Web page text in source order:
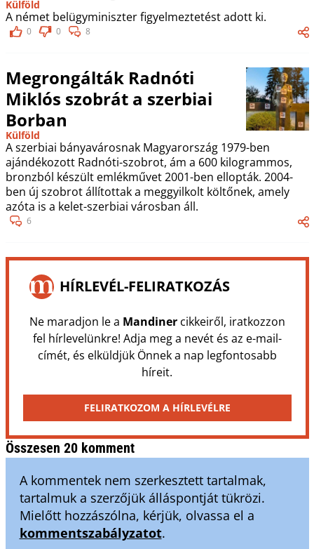
Külföld
A német belügyminiszter figyelmeztetést adott ki.
0 0 8
Megrongálták Radnóti
Miklós szobrát a szerbiai
Borban
Külföld
A szerbiai bányavárosnak Magyarország 1979-ben
ajándékozott Radnóti-szobrot, ám a 600 kilogrammos,
bronzból készült emlékművet 2001-ben ellopták. 2004-
ben új szobrot állítottak a meggyilkolt költőnek, amely
azóta is a kelet-szerbiai városban áll.
6
HÍRLEVÉL-FELIRATKOZÁS
Ne maradjon le a Mandinercikkeiről, iratkozzon
fel hírlevelünkre! Adja meg a nevét és az e-mail-
címét, és elküldjük Önnek a nap legfontosabb
híreit.
FELIRATKOZOM A HÍRLEVÉLRE
Összesen 20 komment
A kommentek nem szerkesztett tartalmak,
tartalmuk a szerzőjük álláspontját tükrözi.
Mielőtt hozzászólna, kérjük, olvassa el a
kommentszabályzatot.